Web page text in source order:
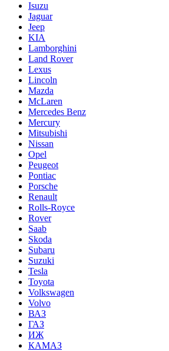
Isuzu
Jaguar
Jeep
KIA
Lamborghini
Land Rover
Lexus
Lincoln
Mazda
McLaren
Mercedes Benz
Mercury
Mitsubishi
Nissan
Opel
Peugeot
Pontiac
Porsche
Renault
Rolls-Royce
Rover
Saab
Skoda
Subaru
Suzuki
Tesla
Toyota
Volkswagen
Volvo
ВАЗ
ГАЗ
ИЖ
КАМАЗ